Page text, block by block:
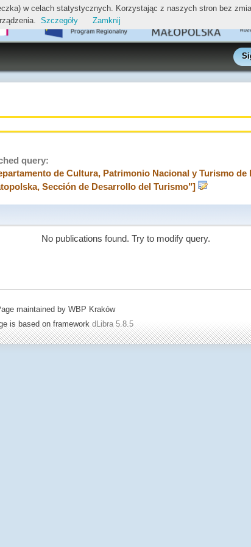
query:
de Cultura, Patrimonio Nacional y Turismo de
Sección de Desarrollo del Turismo"]
No publications found. Try to modify query.
maintained by WBP Kraków
is based on framework dLibra 5.8.5
w celach statystycznych. Korzystając z naszych stron bez
Szczegóły Zamknij